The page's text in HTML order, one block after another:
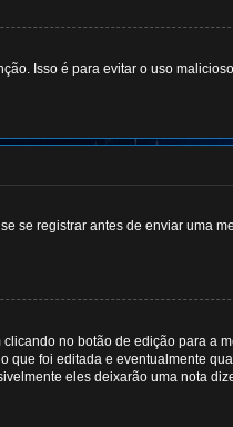
Isso é para evitar o uso
se registrar antes de enviar uma
no botão de edição para a
foi editada e eventualmente
eles deixarão uma nota